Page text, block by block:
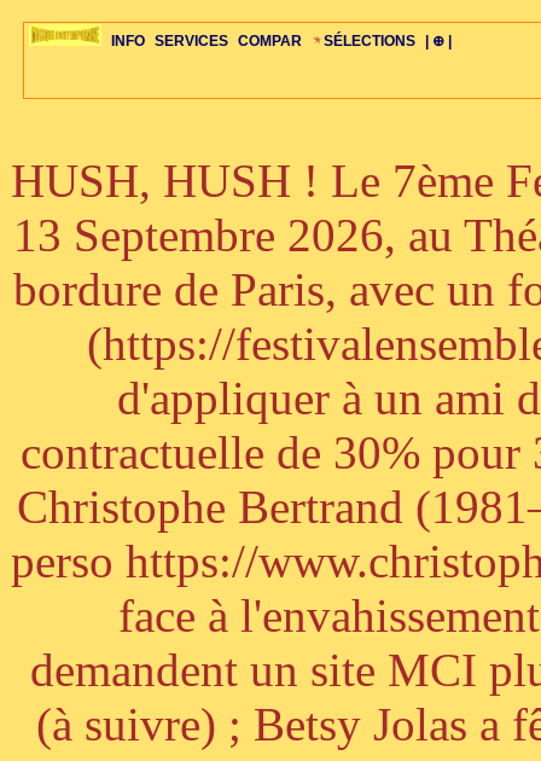
INFO
ÉDITORIAUX ACTUS-CONCERTS HISTOIRE PAYS STYLES-ÉCOLES
SERVICES
MAJ-LISTE ARCH-CONCERTS LIENS RADIOS VIDÉOS PLAN FAQS
COMPAR
SÉLECTION GUIDE-EXPRESS ŒUVRES BIOGRAPHIES PERSPECTIVE
SÉLECTIONS
SÉLECTION COMPOS-INTRO COMPO-INDIV ŒUVRES-INDIV
| ⊕ |
20ÈME PARAL 1001 CD TOP-REC BONUS-ROMANS BONUS-FILMS
CELLO-C
ALTO-C
VIOLON-C
PIANO-CONC GRAND-
HUSH, HUSH ! Le 7ème
13 Septembre 2026, au
bordure de Paris, avec un
(https://
d'appliquer à un ami
contractuelle de 30% pour
Christophe Bertrand
perso https://
face à
demandent un site MCI
(à suivre) ; Betsy Jolas a